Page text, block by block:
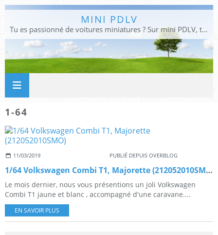
MINI PDLV
Tu es passionné de voitures miniatures ? Sur mini PDLV, tu trouveras les meilleurs bons plans pour acheter des voitures au 1:43, 1:18 ou 1:24. Tu pourras aussi découvrir des modèles de collection sous tous leurs angles. Pour ne rien louper de l'actualité des voitures miniatures, rejoins-nous !
1-64
11/03/2019 PUBLIÉ DEPUIS OVERBLOG
1/64 Volkswagen Combi T1, Majorette (212052010SMO)
Le mois dernier, nous vous présentions un joli Volkswagen
Combi T1 jaune et blanc , accompagné d'une caravane....
EN SAVOIR PLUS